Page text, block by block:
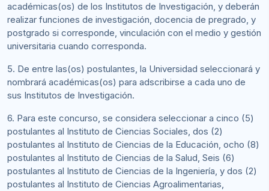
académicas(os) de los Institutos de Investigación, y deberán
realizar funciones de investigación, docencia de pregrado, y
postgrado si corresponde, vinculación con el medio y gestión
universitaria cuando corresponda.
5. De entre las(os) postulantes, la Universidad seleccionará y
nombrará académicas(os) para adscribirse a cada uno de
sus Institutos de Investigación.
6. Para este concurso, se considera seleccionar a cinco (5)
postulantes al Instituto de Ciencias Sociales, dos (2)
postulantes al Instituto de Ciencias de la Educación, ocho (8)
postulantes al Instituto de Ciencias de la Salud, Seis (6)
postulantes al Instituto de Ciencias de la Ingeniería, y dos (2)
postulantes al Instituto de Ciencias Agroalimentarias,